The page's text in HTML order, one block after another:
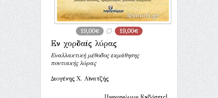
19,00€ 19,00€
Εν χορδαίς λύρας
Εναλλακτική μέθοδος εκμάθησης
ποντιακής λύρας
Διογένης Χ. Αϊνατζής